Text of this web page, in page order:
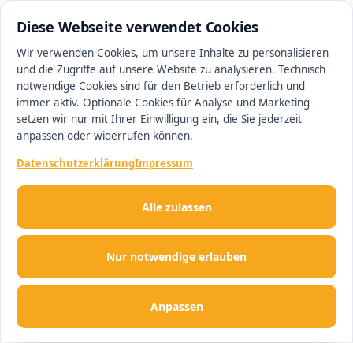
Diese Webseite verwendet Cookies
Wir verwenden Cookies, um unsere Inhalte zu personalisieren
und die Zugriffe auf unsere Website zu analysieren. Technisch
notwendige Cookies sind für den Betrieb erforderlich und
immer aktiv. Optionale Cookies für Analyse und Marketing
setzen wir nur mit Ihrer Einwilligung ein, die Sie jederzeit
anpassen oder widerrufen können.
DatenschutzerklärungImpressum
Nur notwendige erlauben
Anpassen
Alle zulassen